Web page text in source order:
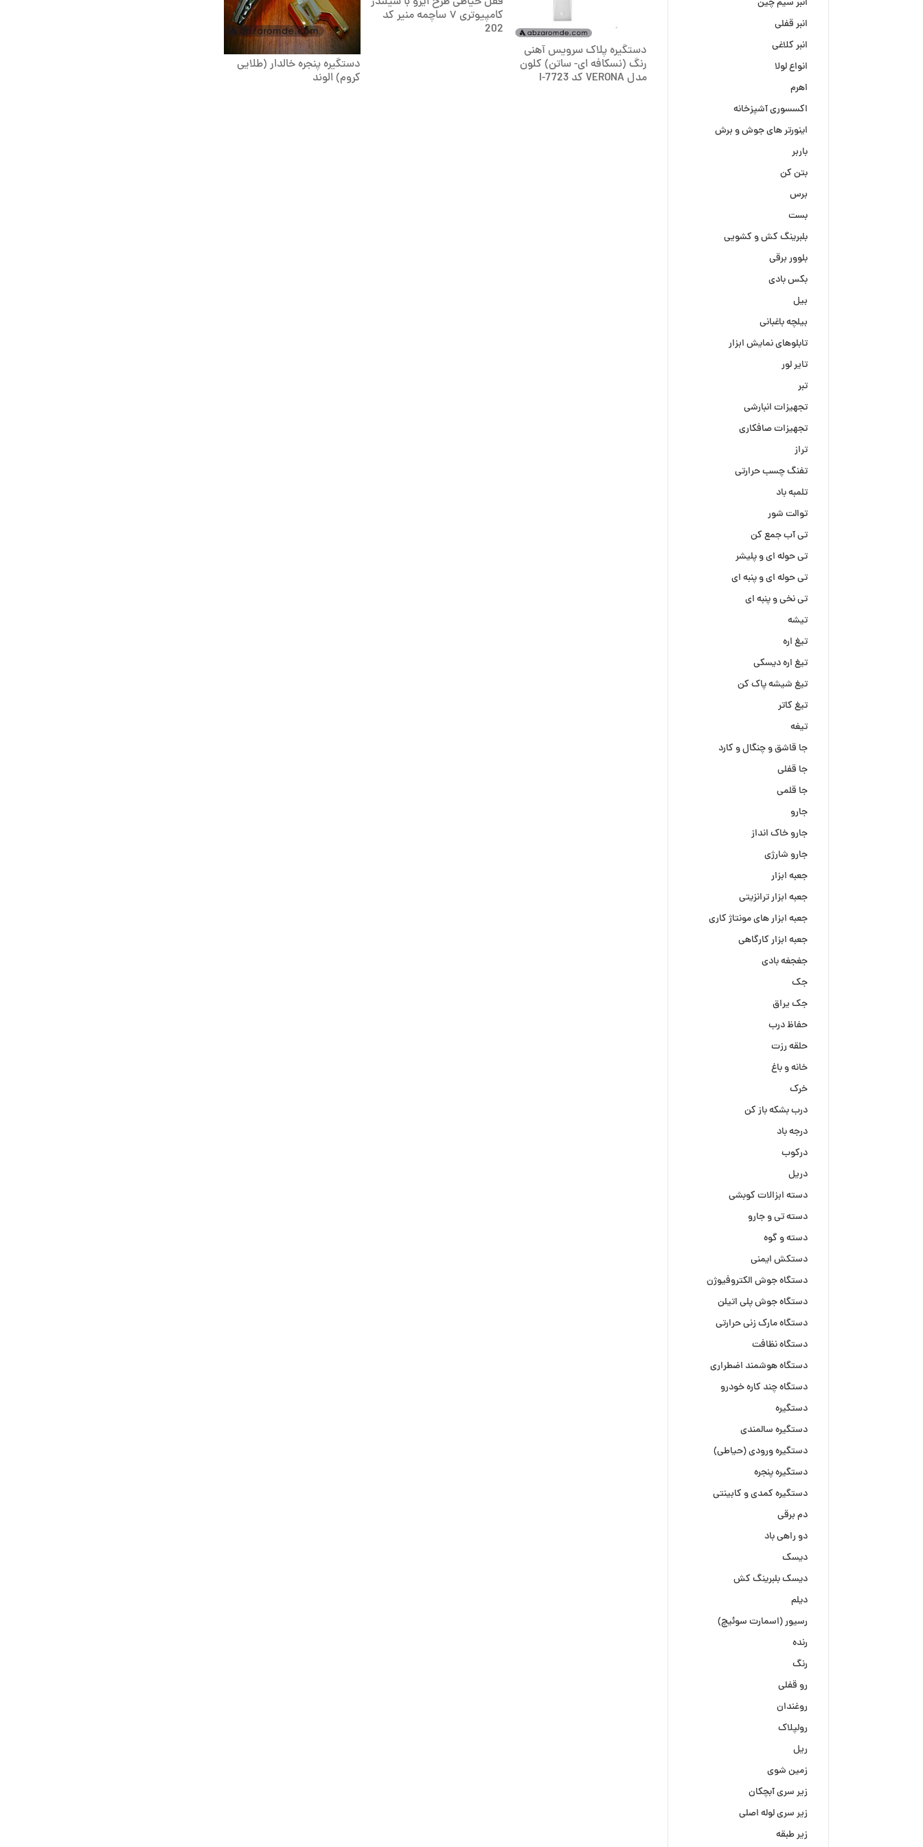
دستگیره پلاک سرویس آهنی
رنگ (نسکافه ای- ساتن) کلون
مدل VERONA کد I-7723
کامپیوتری ۷ ساچمه منیر کد
202
دستگیره پنجره خالدار (طلایی
کروم) الوند
انبر سیم چین
انبر قفلی
انبر کلاغی
انواع لولا
اهرم
اکسسوری آشپزخانه
اینورتر های جوش و برش
باربر
بتن کن
برس
بست
بلبرینگ کش و کشویی
بلوور برقی
بکس بادی
بیل
بیلچه باغبانی
تابلوهای نمایش ابزار
تایر لور
تبر
تجهیزات انبارشی
تجهیزات صافکاری
تراز
تفنگ چسب حرارتی
تلمبه باد
توالت شور
تی آب جمع کن
تی حوله ای و پلیشر
تی حوله ای و پنبه ای
تی نخی و پنبه ای
تیشه
تیغ اره
تیغ اره دیسکی
تیغ شیشه پاک کن
تیغ کاتر
تیغه
جا قاشق و چنگال و کارد
جا قفلی
جا قلمی
جارو
جارو خاک انداز
جارو شارژی
جعبه ابزار
جعبه ابزار ترانزیتی
جعبه ابزار های مونتاژ کاری
جعبه ابزار کارگاهی
جغجغه بادی
جک
جک یراق
حفاظ درب
حلقه رزت
خانه و باغ
خرک
درب بشکه باز کن
درجه باد
درکوب
دریل
دسته ابزالات کوبشی
دسته تی و جارو
دسته و گوه
دستکش ایمنی
دستگاه جوش الکتروفیوژن
دستگاه جوش پلی اتیلن
دستگاه مارک زنی حرارتی
دستگاه نظافت
دستگاه هوشمند اضطراری
دستگاه چند کاره خودرو
دستگیره
دستگیره سالمندی
دستگیره ورودی (حیاطی)
دستگیره پنجره
دستگیره کمدی و کابینتی
دم برقی
دو راهی باد
دیسک
دیسک بلبرینگ کش
دیلم
رسیور (اسمارت سوئیچ)
رنده
رنگ
رو قفلی
روغندان
رولپلاک
ریل
زمین شوی
زیر سری آبچکان
زیر سری لوله اصلی
زیر طبقه